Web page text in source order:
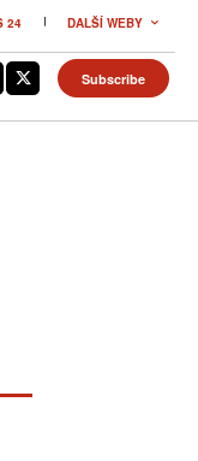
24 DALŠÍ WEBY
Subscribe